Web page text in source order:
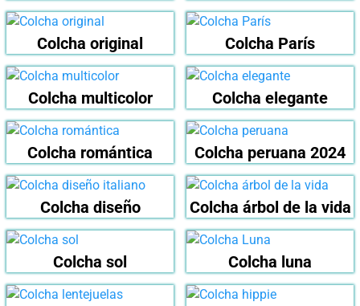
Colcha original Colcha París
Colcha multicolor Colcha elegante
Colcha romántica Colcha peruana 2024
Colcha diseño Colcha árbol de la vida
Colcha sol Colcha luna